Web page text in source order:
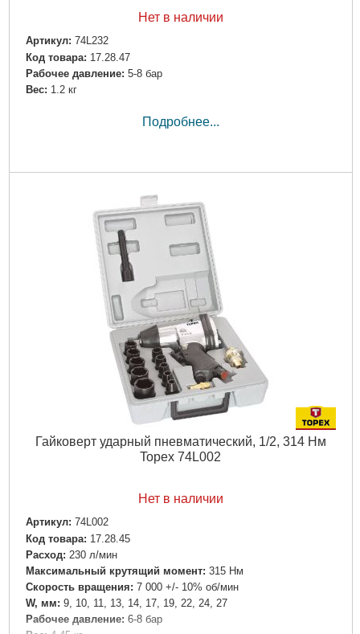
Нет в наличии
Артикул: 74L232
Код товара: 17.28.47
Рабочее давление: 5-8 бар
Вес: 1.2 кг
Подробнее...
Гайковерт ударный пневматический, 1/2, 314 Нм
Topex 74L002
Нет в наличии
Артикул: 74L002
Код товара: 17.28.45
Расход: 230 л/мин
Максимальный крутящий момент: 315 Нм
Скорость вращения: 7 000 +/- 10% об/мин
W, мм: 9, 10, 11, 13, 14, 17, 19, 22, 24, 27
Рабочее давление: 6-8 бар